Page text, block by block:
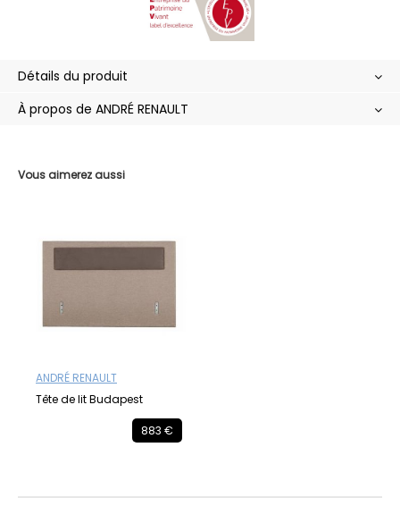
Vous aimerez aussi
ANDRÉ RENAULT
Tête de lit Budapest
883 €
Détails du produit
À propos de ANDRÉ RENAULT